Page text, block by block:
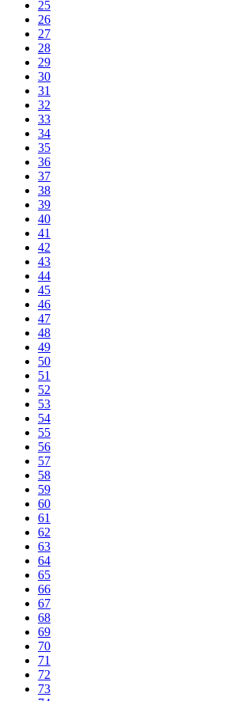
25
26
27
28
29
30
31
32
33
34
35
36
37
38
39
40
41
42
43
44
45
46
47
48
49
50
51
52
53
54
55
56
57
58
59
60
61
62
63
64
65
66
67
68
69
70
71
72
73